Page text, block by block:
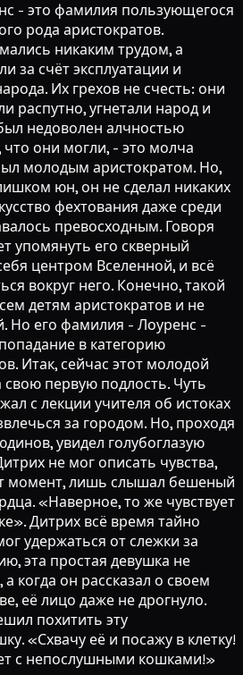
- это фамилия пользующегося
рода аристократов.
никаким трудом, а
за счёт эксплуатации и
Их грехов не счесть: они
распутно, угнетали народ и
недоволен алчностью
что они могли, - это молча
молодым аристократом. Но,
юн, он не сделал никаких
фехтования даже среди
превосходным. Говоря
упомянуть его скверный
центром Вселенной, и всё
вокруг него. Конечно, такой
детям аристократов и не
Но его фамилия - Лоуренс -
в категорию
Итак, сейчас этот молодой
первую подлость. Чуть
с лекции учителя об истоках
за городом. Но, проходя
увидел голубоглазую
не мог описать чувства,
момент, лишь слышал бешеный
«Наверное, то же чувствует
Дитрих всё время тайно
удержаться от слежки за
эта простая девушка не
а когда он рассказал о своем
её лицо даже не дрогнуло.
похитить эту
«Схвачу её и посажу в клетку!
с непослушными кошками!»